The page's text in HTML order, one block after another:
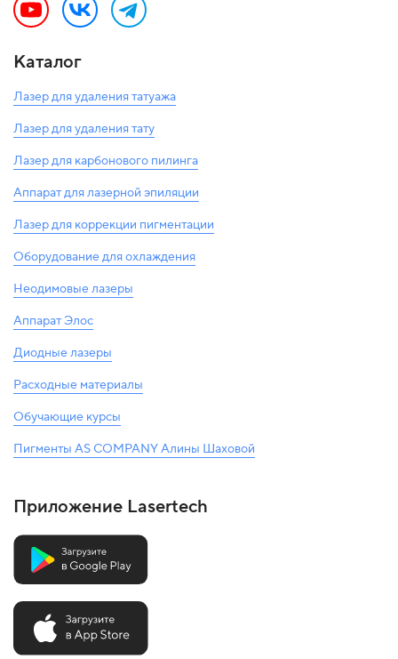
Каталог
Лазер для удаления татуажа
Лазер для удаления тату
Лазер для карбонового пилинга
Аппарат для лазерной эпиляции
Лазер для коррекции пигментации
Оборудование для охлаждения
Неодимовые лазеры
Аппарат Элос
Диодные лазеры
Расходные материалы
Обучающие курсы
Пигменты AS COMPANY Алины Шаховой
Приложение Lasertech